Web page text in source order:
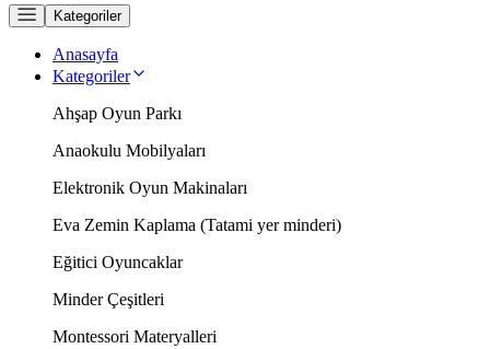
Kategoriler
Anasayfa
Kategoriler
Ahşap Oyun Parkı
Anaokulu Mobilyaları
Elektronik Oyun Makinaları
Eva Zemin Kaplama (Tatami yer minderi)
Eğitici Oyuncaklar
Minder Çeşitleri
Montessori Materyalleri